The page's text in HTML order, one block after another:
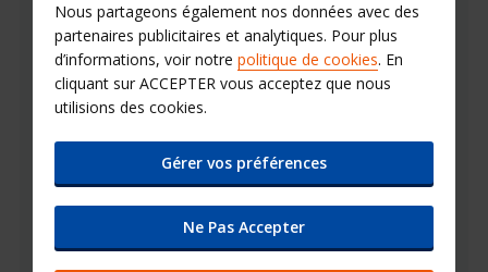
Conditions Tarifaires
Retrouvez nos conditions tarifaires
Dans un désir de transparence vis-à-vis de ses
clients, Budget vous informe sur ses conditions
tarifaires et ses modalités de facturaction du
carburant lors de votre location de voiture.
Merci de prendre connaisance de ces documents
Nous partageons également nos données avec des
partenaires publicitaires et analytiques. Pour plus
d’informations, voir notre politique de cookies. En
cliquant sur ACCEPTER vous acceptez que nous
utilisions des cookies.
Gérer vos préférences
Ne Pas Accepter